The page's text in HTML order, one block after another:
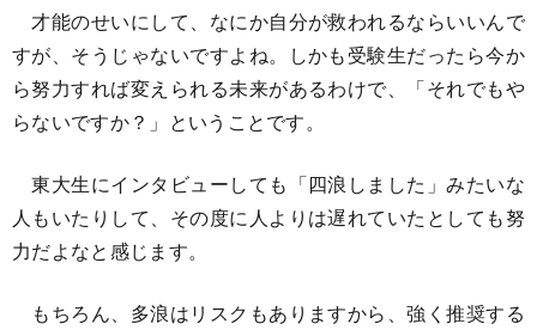
才能のせいにして、なにか自分が救われるならいいんで
すが、そうじゃないですよね。しかも受験生だったら今か
ら努力すれば変えられる未来があるわけで、「それでもや
らないですか？」ということです。
東大生にインタビューしても「四浪しました」みたいな
人もいたりして、その度に人よりは遅れていたとしても努
力だよなと感じます。
もちろん、多浪はリスクもありますから、強く推奨する